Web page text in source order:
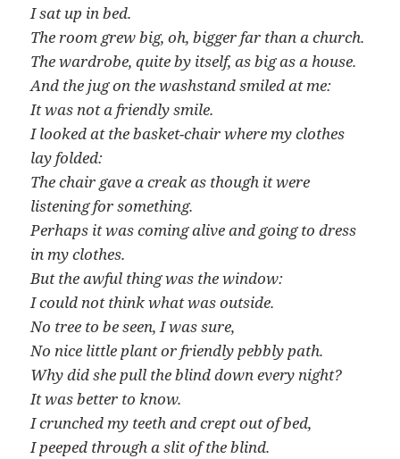
I sat up in bed.
The room grew big, oh, bigger far than a church.
The wardrobe, quite by itself, as big as a house.
And the jug on the washstand smiled at me:
It was not a friendly smile.
I looked at the basket-chair where my clothes
lay folded:
The chair gave a creak as though it were
listening for something.
Perhaps it was coming alive and going to dress
in my clothes.
But the awful thing was the window:
I could not think what was outside.
No tree to be seen, I was sure,
No nice little plant or friendly pebbly path.
Why did she pull the blind down every night?
It was better to know.
I crunched my teeth and crept out of bed,
I peeped through a slit of the blind.